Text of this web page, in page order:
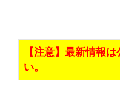
【注意】最新情報
い。